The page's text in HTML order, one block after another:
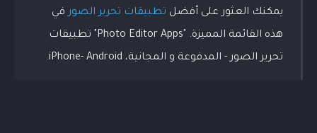
يمكنك العثور على أفضل تطبيقات تحرير الصورفي
هذه القائمة المميزة. "Photo Editor Apps
تطبيقات
تحرير الصور - المدفوعة و المجانية، iPhone- Android.